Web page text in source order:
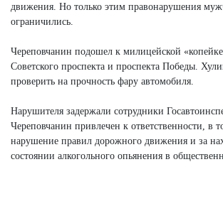
движения. Но только этим правонарушения
ограничились.
Череповчанин подошел к милицейской
Советского проспекта и проспекта Победы.
проверить на прочность фару автомобиля.
Нарушителя задержали сотрудники
Череповчанин привлечен к ответственности, в
нарушение правил дорожного движения и за
состоянии алкогольного опьянения в